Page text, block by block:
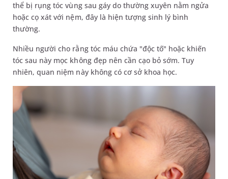
thể bị rụng tóc vùng sau gáy do thường xuyên nằm ngửa
hoặc cọ xát với nệm, đây là hiện tượng sinh lý bình
thường.
Nhiều người cho rằng tóc máu chứa "độc tố" hoặc khiến
tóc sau này mọc không đẹp nên cần cạo bỏ sớm. Tuy
nhiên, quan niệm này không có cơ sở khoa học.